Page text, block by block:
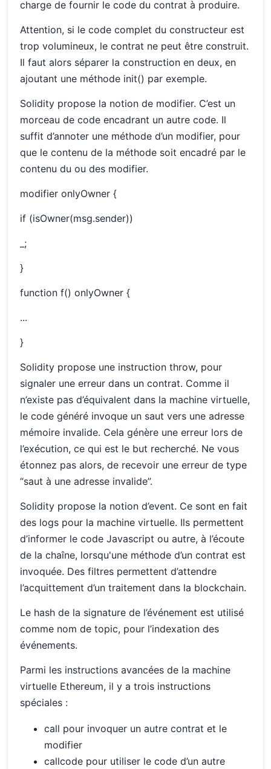
charge de fournir le code du contrat à produire.
Attention, si le code complet du constructeur est
trop volumineux, le contrat ne peut être construit.
Il faut alors séparer la construction en deux, en
ajoutant une méthode init() par exemple.
Solidity propose la notion de modifier. C’est un
morceau de code encadrant un autre code. Il
suffit d’annoter une méthode d’un modifier, pour
que le contenu de la méthode soit encadré par le
contenu du ou des modifier.
modifier onlyOwner {
if (isOwner(msg.sender))
_;
}
function f() onlyOwner {
...
}
Solidity propose une instruction throw, pour
signaler une erreur dans un contrat. Comme il
n’existe pas d’équivalent dans la machine virtuelle,
le code généré invoque un saut vers une adresse
mémoire invalide. Cela génère une erreur lors de
l’exécution, ce qui est le but recherché. Ne vous
étonnez pas alors, de recevoir une erreur de type
“saut à une adresse invalide”.
Solidity propose la notion d’event. Ce sont en fait
des logs pour la machine virtuelle. Ils permettent
d’informer le code Javascript ou autre, à l’écoute
de la chaîne, lorsqu'une méthode d’un contrat est
invoquée. Des filtres permettent d’attendre
l’acquittement d’un traitement dans la blockchain.
Le hash de la signature de l’événement est utilisé
comme nom de topic, pour l’indexation des
événements.
Parmi les instructions avancées de la machine
virtuelle Ethereum, il y a trois instructions
spéciales :
call pour invoquer un autre contrat et le
modifier
callcode pour utiliser le code d’un autre